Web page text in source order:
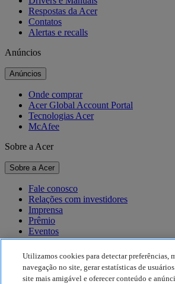
Respostas da Acer
Contatos
Alertas e recalls
Anúncios
Anúncios
Onde comprar
Acer Global Account Portal
Tecnologias Acer
McAfee
Sobre a Acer
Sobre a Acer
Fale conosco
Relações com investidores
Imprensa
Prêmio
Eventos
Sustentabilidade
Sustentabilidade
Utilizamos cookies para detectar preferências,
navegação no site, gerar estatísticas de
site mais amigável e oferecer conteúdo e